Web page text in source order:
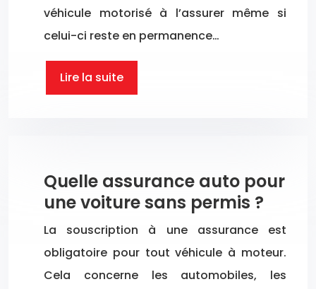
véhicule motorisé à l’assurer même si
celui-ci reste en permanence…
Lire la suite
Quelle assurance auto pour
une voiture sans permis ?
La souscription à une assurance est
obligatoire pour tout véhicule à moteur.
Cela concerne les automobiles, les